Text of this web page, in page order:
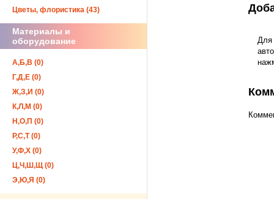
Для
Цветы, флористика (43)
Материалы и
оборудование
А,Б,В (0)
Г,Д,Е (0)
Ж,З,И (0)
К,Л,М (0)
Н,О,П (0)
Р,С,Т (0)
У,Ф,Х (0)
Ц,Ч,Ш,Щ (0)
Э,Ю,Я (0)